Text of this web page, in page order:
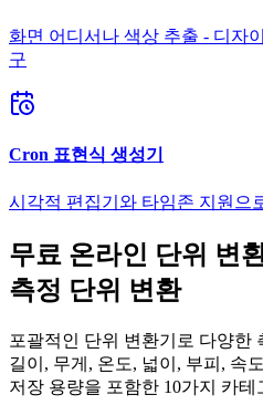
화면 어디서나 색상 추출 - 디자
구
Cron 표현식 생성기
시각적 편집기와 타임존 지원으
무료 온라인 단위 변
측정 단위 변환
포괄적인 단위 변환기로 다양한
길이, 무게, 온도, 넓이, 부피, 속
저장 용량을 포함한 10가지 카